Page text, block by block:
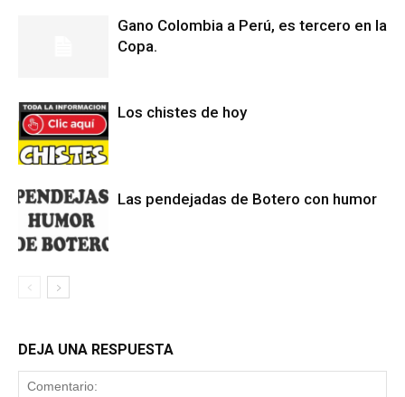
Gano Colombia a Perú, es tercero en la
Copa.
Los chistes de hoy
Las pendejadas de Botero con humor
DEJA UNA RESPUESTA